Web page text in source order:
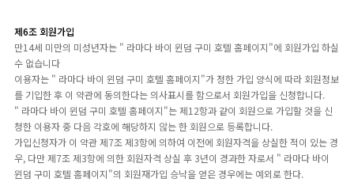
제6조 회원가입
만14세 미만의 미성년자는 " 라마다 바이 윈덤 구미 호텔 홈페이지"에 회원가입 하실
수 없습니다
이용자는 " 라마다 바이 윈덤 구미 호텔 홈페이지"가 정한 가입 양식에 따라 회원정보
를 기입한 후 이 약관에 동의한다는 의사표시를 함으로서 회원가입을 신청합니다.
" 라마다 바이 윈덤 구미 호텔 홈페이지"는 제12항과 같이 회원으로 가입할 것을 신
청한 이용자 중 다음 각호에 해당하지 않는 한 회원으로 등록합니다.
가입신청자가 이 약관 제7조 제3항에 의하여 이전에 회원자격을 상실한 적이 있는 경
우, 다만 제7조 제3항에 의한 회원자격 상실 후 3년이 경과한 자로서 " 라마다 바이
윈덤 구미 호텔 홈페이지"의 회원재가입 승낙을 얻은 경우에는 예외로 한다.